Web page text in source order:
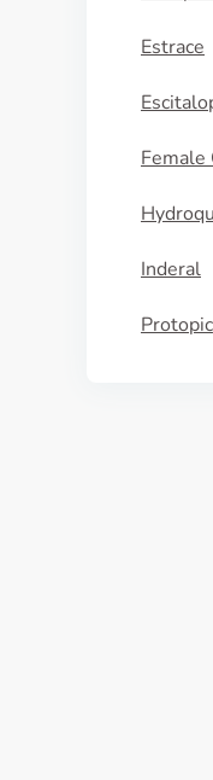
Estrace
Female
Inderal
Protopic